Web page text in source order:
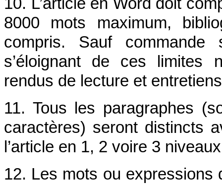
10. L’article en Word doit
8000 mots maximum,
compris. Sauf commande
s’éloignant de ces
rendus de lecture et
11. Tous les paragraphes
caractères) seront distincts
l’article en 1, 2 voire 3
12. Les mots ou expressions